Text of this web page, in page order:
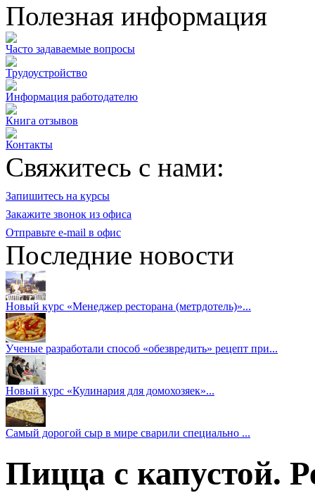
Полезная информация
Часто задаваемые вопросы
Трудоустройство
Информация работодателю
Книга отзывов
Контакты
Свяжитесь с нами:
Запишитесь на курсы
Закажите звонок из офиса
Отправьте e-mail в офис
Последние новости
Новый курс «Менеджер ресторана (метрдотель)»...
Ученые разработали способ «обезвредить» рецепт при...
Новый курс «Кулинария для домохозяек»...
Самый дорогой сыр в мире сварили специально ...
Пицца с капустой.